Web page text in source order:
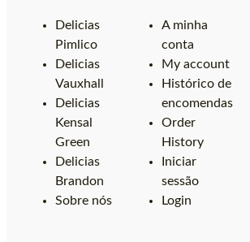
Delicias
Pimlico
Delicias
Vauxhall
Delicias
Kensal
Green
Delicias
Brandon
Sobre nós
A minha
conta
My account
Histórico de
encomendas
Order
History
Iniciar
sessão
Login